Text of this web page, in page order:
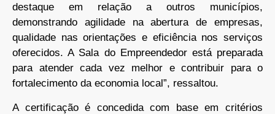
destaque em relação a outros municípios,
demonstrando agilidade na abertura de empresas,
qualidade nas orientações e eficiência nos serviços
oferecidos. A Sala do Empreendedor está preparada
para atender cada vez melhor e contribuir para o
fortalecimento da economia local”, ressaltou.
A certificação é concedida com base em critérios